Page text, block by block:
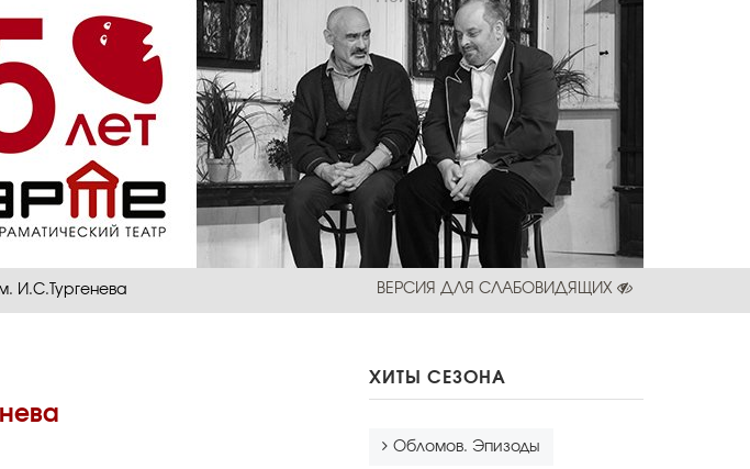
И.С.Тургенева ВЕРСИЯ ДЛЯ СЛАБОВИДЯЩИХ
ХИТЫ СЕЗОНА
Обломов. Эпизоды